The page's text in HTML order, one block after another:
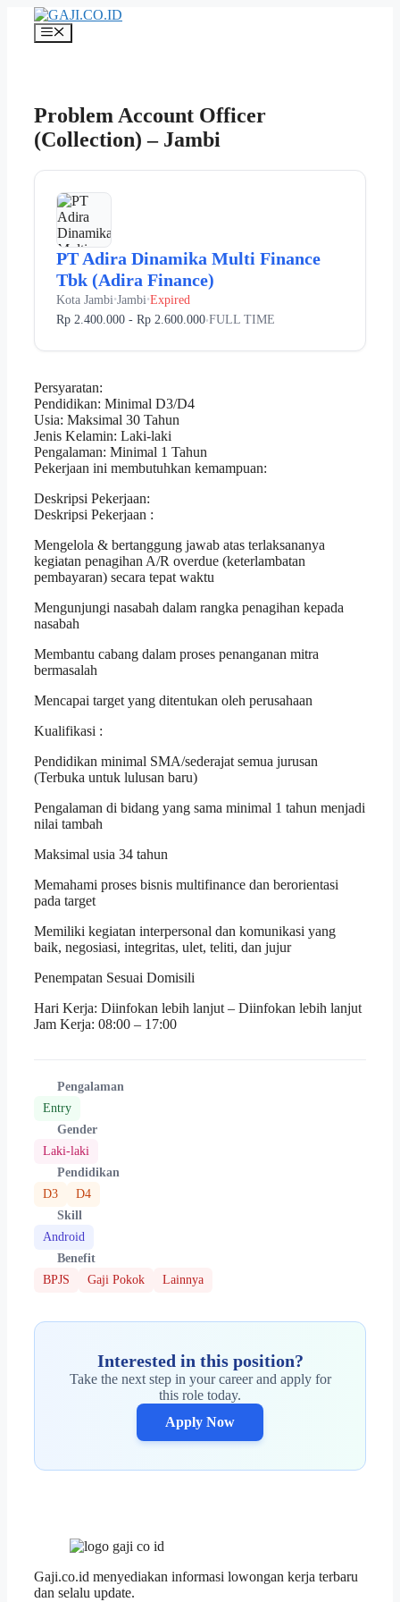
Langsung
Menu
Problem Account Officer
(Collection) – Jambi
PT Adira Dinamika Multi Finance
Tbk (Adira Finance)
Kota Jambi•Jambi•Expired
Rp 2.400.000 - Rp 2.600.000•FULL TIME
Persyaratan:
Pendidikan: Minimal D3/D4
Usia: Maksimal 30 Tahun
Jenis Kelamin: Laki-laki
Pengalaman: Minimal 1 Tahun
Pekerjaan ini membutuhkan kemampuan:
Deskripsi Pekerjaan:
Deskripsi Pekerjaan :
Mengelola & bertanggung jawab atas terlaksananya
kegiatan penagihan A/R overdue (keterlambatan
pembayaran) secara tepat waktu
Mengunjungi nasabah dalam rangka penagihan kepada
nasabah
Membantu cabang dalam proses penanganan mitra
bermasalah
Mencapai target yang ditentukan oleh perusahaan
Kualifikasi :
Pendidikan minimal SMA/sederajat semua jurusan
(Terbuka untuk lulusan baru)
Pengalaman di bidang yang sama minimal 1 tahun menjadi
nilai tambah
Maksimal usia 34 tahun
Memahami proses bisnis multifinance dan berorientasi
pada target
Memiliki kegiatan interpersonal dan komunikasi yang
baik, negosiasi, integritas, ulet, teliti, dan jujur
Penempatan Sesuai Domisili
Hari Kerja: Diinfokan lebih lanjut – Diinfokan lebih lanjut
Jam Kerja: 08:00 – 17:00
Pengalaman
Entry
Gender
Laki-laki
Pendidikan
D3
D4
Skill
Android
Benefit
BPJS
Gaji Pokok Lainnya
Interested in this position?
Take the next step in your career and apply for
this role today.
Apply Now
Gaji.co.id menyediakan informasi lowongan kerja terbaru
dan selalu update.